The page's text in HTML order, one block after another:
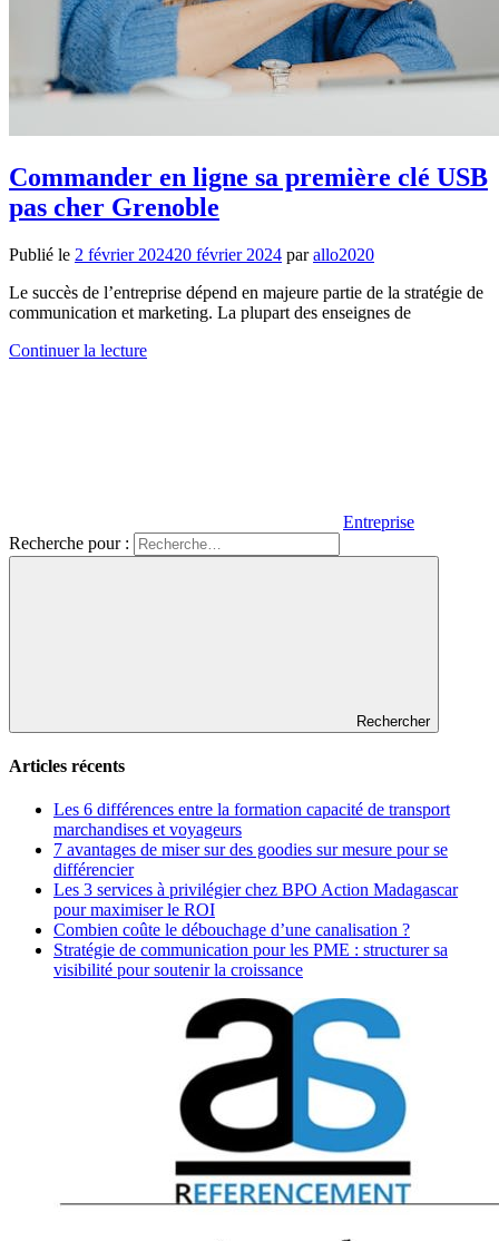
Commander en ligne sa première clé USB
pas cher Grenoble
Publié le 2 février 202420 février 2024 parallo2020
Le succès de l’entreprise dépend en majeure partie de la stratégie de
communication et marketing. La plupart des enseignes de
Continuer la lecture
Entreprise
Recherche pour :
Rechercher
Articles récents
Les 6 différences entre la formation capacité de transport
marchandises et voyageurs
7 avantages de miser sur des goodies sur mesure pour se
différencier
Les 3 services à privilégier chez BPO Action Madagascar
pour maximiser le ROI
Combien coûte le débouchage d’une canalisation ?
Stratégie de communication pour les PME : structurer sa
visibilité pour soutenir la croissance